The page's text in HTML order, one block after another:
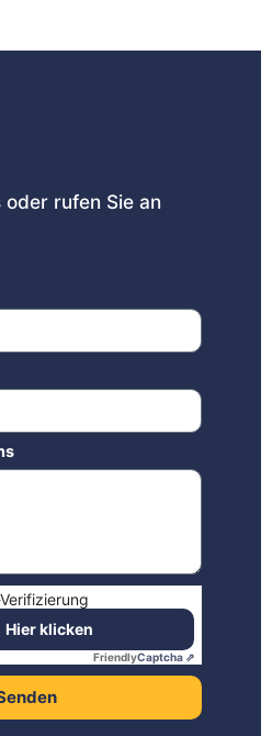
oder rufen Sie an
Hier klicken
FriendlyCaptcha ⇗